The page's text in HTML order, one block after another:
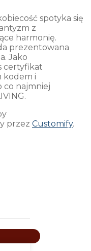
spotyka się
z
harmonię.
prezentowana
Jako
certyfikat
kodem i
co najmniej
przez Customify.